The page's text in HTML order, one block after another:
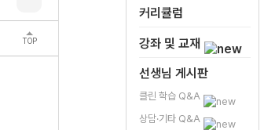
TOP
커리큘럼
강좌 및 교재
선생님 게시판
클린 학습 Q&A
상담·기타 Q&A